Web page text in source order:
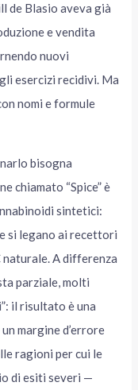
de Blasio aveva già
e vendita
nuovi
esercizi recidivi. Ma
nomi e formule
bisogna
chiamato “Spice” è
sintetici:
si legano ai recettori
naturale. A differenza
parziale, molti
il risultato è una
margine d’errore
ragioni per cui le
di esiti severi —